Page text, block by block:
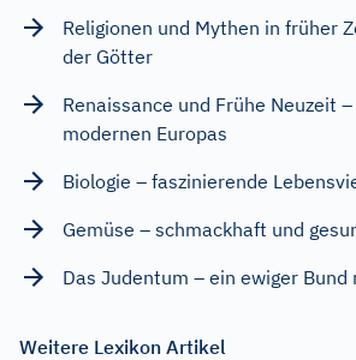
Religionen und Mythen in früher
der Götter
Renaissance und Frühe Neuzeit
modernen Europas
Biologie – faszinierende
Gemüse – schmackhaft und
Das Judentum – ein ewiger Bund
Weitere Lexikon Artikel